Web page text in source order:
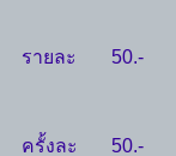
รายละ 50.-
ครั้งละ 50.-